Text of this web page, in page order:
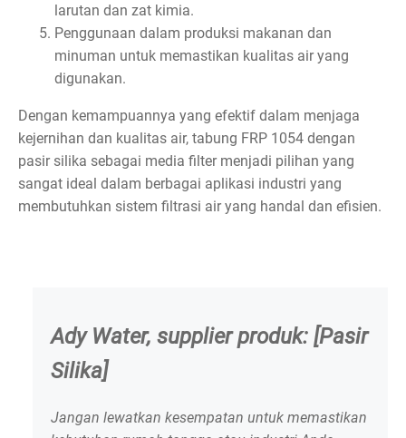
larutan dan zat kimia.
Penggunaan dalam produksi makanan dan
minuman untuk memastikan kualitas air yang
digunakan.
Dengan kemampuannya yang efektif dalam menjaga
kejernihan dan kualitas air, tabung FRP 1054 dengan
pasir silika sebagai media filter menjadi pilihan yang
sangat ideal dalam berbagai aplikasi industri yang
membutuhkan sistem filtrasi air yang handal dan efisien.
Ady Water, supplier produk: [Pasir
Silika]
Jangan lewatkan kesempatan untuk memastikan